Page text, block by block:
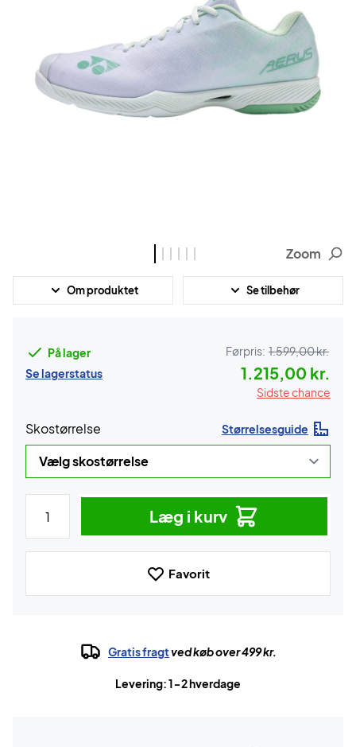
Zoom
Om produktet Se tilbehør
På lager
Se lagerstatus
Førpris: 1.599,00 kr.
1.215,00 kr.
Sidste chance
Skostørrelse Størrelsesguide
Læg i kurv
Favorit
Gratis fragtved køb over 499 kr.
Levering: 1-2 hverdage